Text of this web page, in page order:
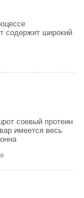
содержит широкий
соевый протеин
имеется весь